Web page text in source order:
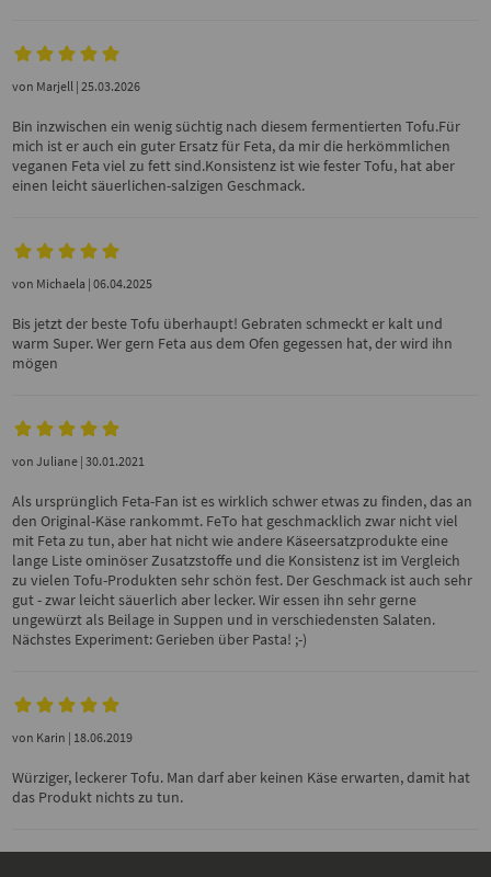
von Marjell | 25.03.2026
Bin inzwischen ein wenig süchtig nach diesem fermentierten Tofu.Für
mich ist er auch ein guter Ersatz für Feta, da mir die herkömmlichen
veganen Feta viel zu fett sind.Konsistenz ist wie fester Tofu, hat aber
einen leicht säuerlichen-salzigen Geschmack.
von Michaela | 06.04.2025
Bis jetzt der beste Tofu überhaupt! Gebraten schmeckt er kalt und
warm Super. Wer gern Feta aus dem Ofen gegessen hat, der wird ihn
mögen
vonJuliane | 30.01.2021
Als ursprünglich Feta-Fan ist es wirklich schwer etwas zu finden, das an
den Original-Käse rankommt. FeTo hat geschmacklich zwar nicht viel
mit Feta zu tun, aber hat nicht wie andere Käseersatzprodukte eine
lange Liste ominöser Zusatzstoffe und die Konsistenz ist im Vergleich
zu vielen Tofu-Produkten sehr schön fest. Der Geschmack ist auch sehr
gut - zwar leicht säuerlich aber lecker. Wir essen ihn sehr gerne
ungewürzt als Beilage in Suppen und in verschiedensten Salaten.
Nächstes Experiment: Gerieben über Pasta! ;-)
von Karin | 18.06.2019
Würziger, leckerer Tofu. Man darf aber keinen Käse erwarten, damit hat
das Produkt nichts zu tun.